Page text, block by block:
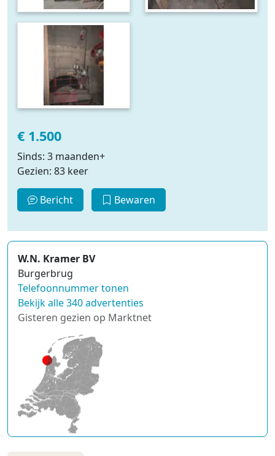
€ 1.500
Sinds: 3 maanden+
Gezien: 83 keer
Bericht Bewaren
W.N. Kramer BV
Burgerbrug
Telefoonnummer tonen
Bekijk alle 340 advertenties
Gisteren gezien op Marktnet